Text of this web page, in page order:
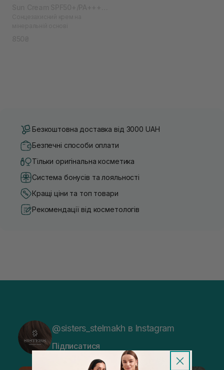
Безкоштовна доставка від 3000 UAH
Безпечні способи оплати
Тільки оригінальна косметика
Система бонусів та лояльності
Кращі ціни та топ товари
Рекомендації від косметологів
@sisters_stelmakh в Instagram
Підписатися